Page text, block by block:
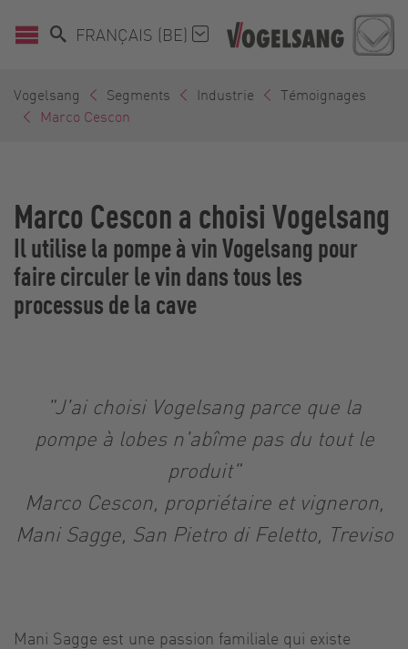
FRANÇAIS (BE)
Vogelsang Segments Industrie
Témoignages
Marco Cescon
Marco Cescon a choisi Vogelsang
Il utilise la pompe à vin Vogelsang pour
faire circuler le vin dans tous les
processus de la cave
"J'ai choisi Vogelsang parce que la
pompe à lobes n'abîme pas du tout le
produit"
Marco Cescon, propriétaire et vigneron,
Mani Sagge, San Pietro di Feletto, Treviso
Mani Sagge est une passion familiale qui existe